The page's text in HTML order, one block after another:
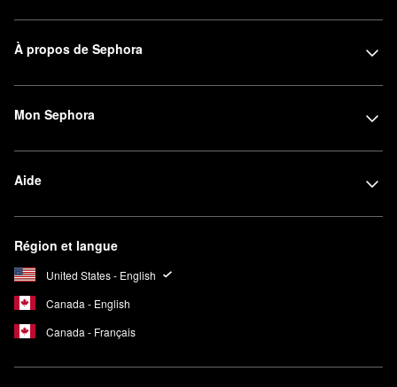
À propos de Sephora
Mon Sephora
Aide
Région et langue
United States - English
Canada - English
Canada - Français